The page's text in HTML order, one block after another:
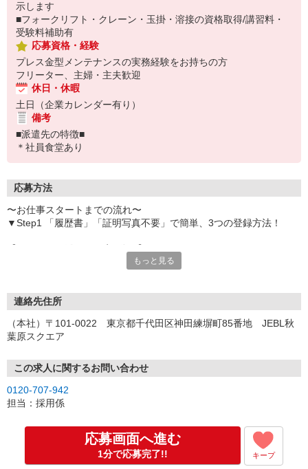
示します
■フォークリフト・クレーン・玉掛・溶接の資格取得/講習料・
受験料補助有
応募資格・経験
プレス金型メンテナンスの実務経験をお持ちの方
フリーター、主婦・主夫歓迎
休日・休暇
土日（企業カレンダー有り）
備考
■派遣先の特徴■
＊社員食堂あり
応募方法
〜お仕事スタートまでの流れ〜
▼Step1 「履歴書」「証明写真不要」で簡単、3つの登録方法！
いつでも好きな時間に登録OK
受付時間/平日9:00〜19:00
【来場登録（目安1時間30分）】
▼Step2 全国にあるお仕事の中から、あなたにピッタリのお仕事を
ご案内
▼Step3 就業前に職場見学で気になる事はしっかりチェック！
応募⇒最短で2日後からの勤務も可能です！
もっと見る
連絡先住所
（本社）〒101-0022 東京都千代田区神田練塀町85番地 JEBL秋
葉原スクエア
この求人に関するお問い合わせ
0120-707-942
担当：採用係
応募画面へ進む
1分で応募完了!! キープ